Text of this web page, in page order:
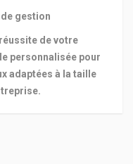
gestion
de votre
personnalisée pour
adaptées à la taille